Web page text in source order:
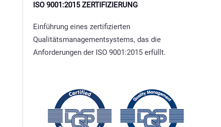
ISO 9001:2015 ZERTIFIZIERUNG
Einführung eines zertifizierten
Qualitätsmanagementsystems, das die
Anforderungen der ISO 9001:2015 erfüllt.